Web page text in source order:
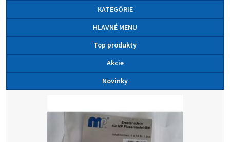
KATEGÓRIE
HLAVNÉ MENU
Top produkty
Akcie
Novinky